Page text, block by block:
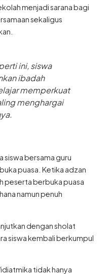
menjadi sarana bagi
sekaligus
ini, siswa
ibadah
memperkuat
menghargai
siswa bersama guru
puasa. Ketika adzan
peserta berbuka puasa
namun penuh
dengan sholat
siswa kembali berkumpul
tidak hanya